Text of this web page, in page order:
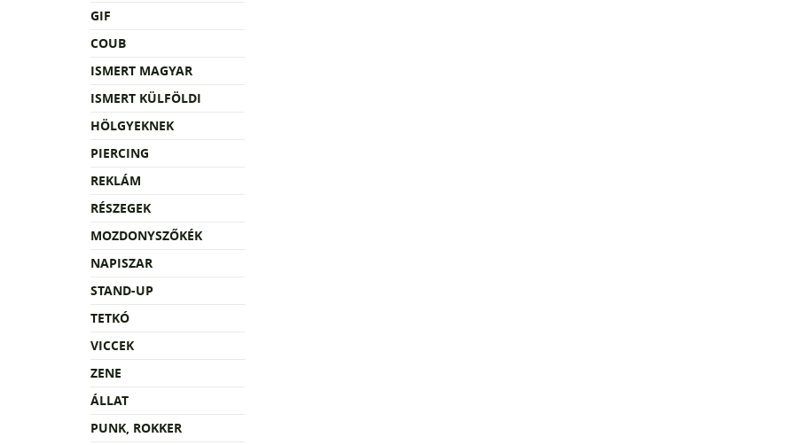
GIF
COUB
ISMERT MAGYAR
ISMERT KÜLFÖLDI
HÖLGYEKNEK
PIERCING
REKLÁM
RÉSZEGEK
MOZDONYSZŐKÉK
NAPISZAR
STAND-UP
TETKÓ
VICCEK
ZENE
ÁLLAT
PUNK, ROKKER